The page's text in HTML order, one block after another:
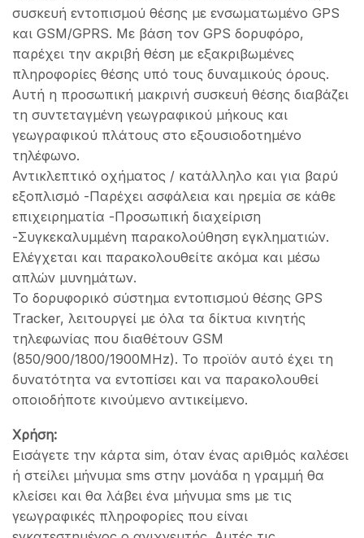
συσκευή εντοπισμού θέσης με ενσωματωμένο GPS
και GSM/GPRS. Με βάση τον GPS δορυφόρο,
παρέχει την ακριβή θέση με εξακριβωμένες
πληροφορίες θέσης υπό τους δυναμικούς όρους.
Αυτή η προσωπική μακρινή συσκευή θέσης διαβάζει
τη συντεταγμένη γεωγραφικού μήκους και
γεωγραφικού πλάτους στο εξουσιοδοτημένο
τηλέφωνο.
Αντικλεπτικό οχήματος / κατάλληλο και για βαρύ
εξοπλισμό -Παρέχει ασφάλεια και ηρεμία σε κάθε
επιχειρηματία -Προσωπική διαχείριση
-Συγκεκαλυμμένη παρακολούθηση εγκληματιών.
Ελέγχεται και παρακολουθείτε ακόμα και μέσω
απλών μυνημάτων.
Το δορυφορικό σύστημα εντοπισμού θέσης GPS
Tracker, λειτουργεί με όλα τα δίκτυα κινητής
τηλεφωνίας που διαθέτουν GSM
(850/900/1800/1900ΜΗz). Το προϊόν αυτό έχει τη
δυνατότητα να εντοπίσει και να παρακολουθεί
οποιοδήποτε κινούμενο αντικείμενο.
Χρήση:
Εισάγετε την κάρτα sim, όταν ένας αριθμός καλέσει
ή στείλει μήνυμα sms στην μονάδα η γραμμή θα
κλείσει και θα λάβει ένα μήνυμα sms με τις
γεωγραφικές πληροφορίες που είναι